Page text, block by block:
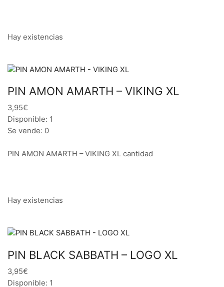
Hay existencias
PIN AMON AMARTH – VIKING XL
3,95€
Disponible: 1
Se vende: 0
PIN AMON AMARTH – VIKING XL cantidad
Hay existencias
PIN BLACK SABBATH – LOGO XL
3,95€
Disponible: 1